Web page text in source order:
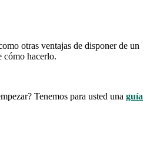
otras ventajas de disponer de un
cómo hacerlo.
Tenemos para usted una guía